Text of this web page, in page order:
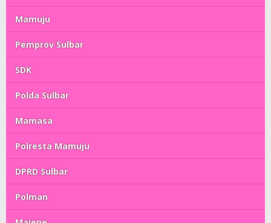
Mamuju
Pemprov Sulbar
SDK
Polda Sulbar
Mamasa
Polresta Mamuju
DPRD Sulbar
Polman